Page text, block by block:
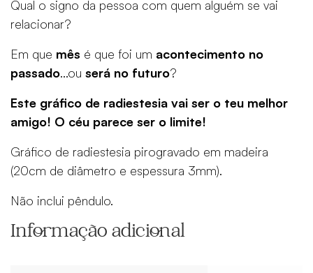
Qual o signo da pessoa com quem alguém se vai
relacionar?
Em que mês é que foi um acontecimento no
passado…ou será no futuro?
Este gráfico de radiestesia vai ser o teu melhor
amigo! O céu parece ser o limite!
Gráfico de radiestesia pirogravado em madeira
(20cm de diâmetro e espessura 3mm).
Não inclui pêndulo.
Informação adicional